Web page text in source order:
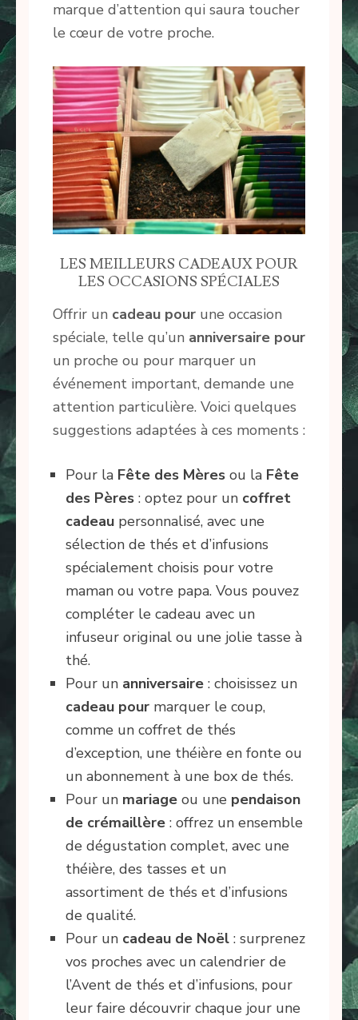
marque d’attention qui saura toucher
le cœur de votre proche.
LES MEILLEURS CADEAUX POUR
LES OCCASIONS SPÉCIALES
Offrir un cadeau pour une occasion
spéciale, telle qu’un anniversaire pour
un proche ou pour marquer un
événement important, demande une
attention particulière. Voici quelques
suggestions adaptées à ces moments :
Pour la Fête des Mères ou la Fête
des Pères : optez pour un coffret
cadeau personnalisé, avec une
sélection de thés et d’infusions
spécialement choisis pour votre
maman ou votre papa. Vous pouvez
compléter le cadeau avec un
infuseur original ou une jolie tasse à
thé.
Pour un anniversaire : choisissez un
cadeau pour marquer le coup,
comme un coffret de thés
d’exception, une théière en fonte ou
un abonnement à une box de thés.
Pour un mariage ou une pendaison
de crémaillère : offrez un ensemble
de dégustation complet, avec une
théière, des tasses et un
assortiment de thés et d’infusions
de qualité.
Pour un cadeau de Noël : surprenez
vos proches avec un calendrier de
l’Avent de thés et d’infusions, pour
leur faire découvrir chaque jour une